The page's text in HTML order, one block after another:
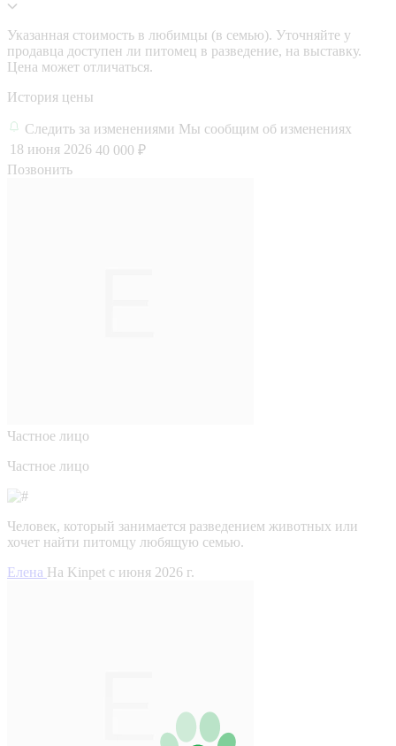
Указанная стоимость в любимцы (в семью). Уточняйте у
продавца доступен ли питомец в разведение, на выставку.
Цена может отличаться.
История цены
Следить за изменениями Мы сообщим об изменениях
18 июня 2026 40 000 ₽
Позвонить
Частное лицо
Частное лицо
Человек, который занимается разведением животных или
хочет найти питомцу любящую семью.
Елена На Kinpet c июня 2026 г.